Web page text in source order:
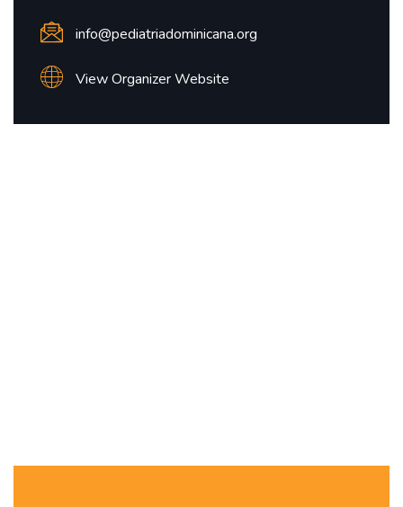
info@pediatriadominicana.org
View Organizer Website